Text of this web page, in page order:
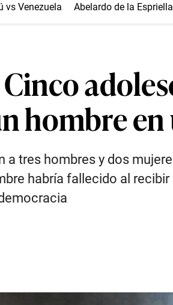
vs Venezuela Abelardo de la Espriella
hombre
a tres hombres y dos
habría fallecido al